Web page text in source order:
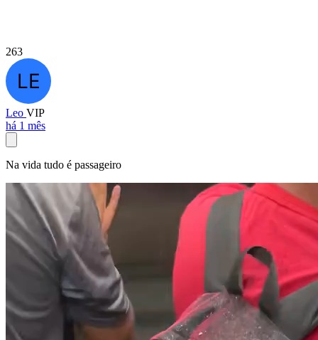
263
Leo VIP
há 1 mês
Na vida tudo é passageiro